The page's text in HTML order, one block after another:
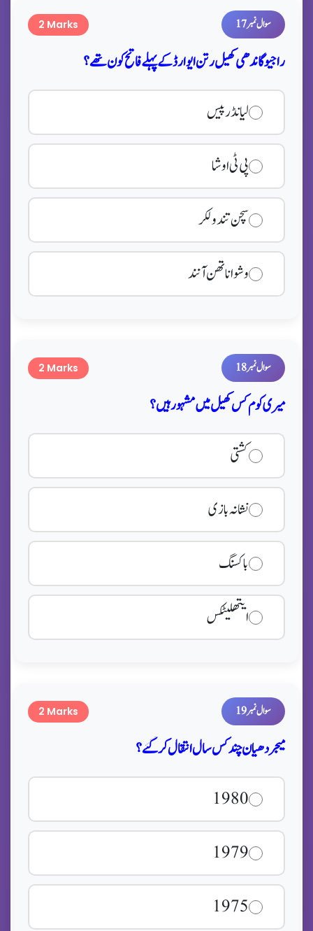
2 Marks سوال نمبر 17
راجیو گاندھی کھیل رتن ایوارڈ کے پہلے فاتح کون تھے؟
لیانڈر پیس
پی ٹی اوشا
سچن تندولکر
وشواناتھن آنند
2 Marks سوال نمبر 18
میری کوم کس کھیل میں مشہور ہیں؟
کشتی
نشانہ بازی
باکسنگ
ایتھلیٹکس
2 Marks سوال نمبر 19
میجر دھیان چند کس سال انتقال کر گئے؟
1980
1979
1975